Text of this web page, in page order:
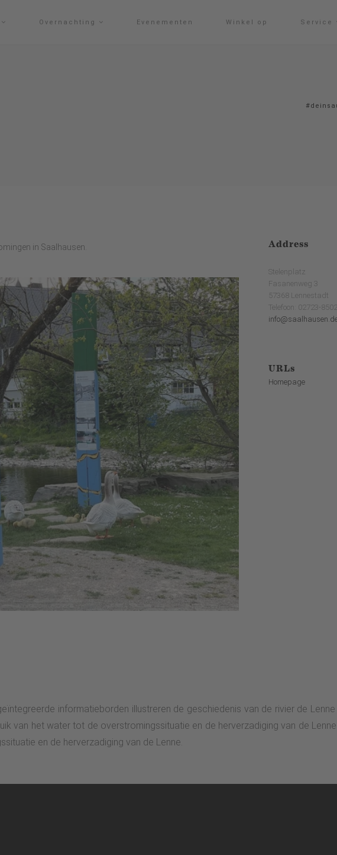
Overnachting Evenementen Winkel op Service
in Saalhausen.
Address
Stelenplatz
Fasanenweg 3
57368 Lennestadt
Telefoon: 02723-8502
URLs
Homepage
informatieborden illustreren de geschiedenis van de rivier de
van het water tot de overstromingssituatie en de herverzadiging van de
en de herverzadiging van de Lenne.